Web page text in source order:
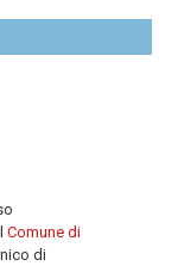
Comune di
di